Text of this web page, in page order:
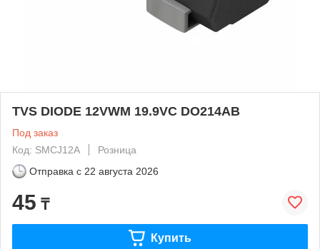
TVS DIODE 12VWM 19.9VC DO214AB
Под заказ
Код: SMCJ12A
Розница
Отправка с 22 августа 2026
45 ₸
Купить